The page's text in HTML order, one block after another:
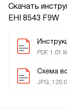
Скачать
EHI 8543 F9W
PDF, 1.01
Схема
JPG,